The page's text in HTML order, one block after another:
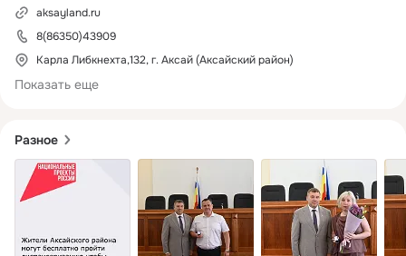
Разное
Режим работы:
пн-чт.: 08-17.15 часов,
пт: 08-16 часов,
Электронная почта:
Телефон приемной: 8(86350)43909
ПРАВИЛА ГРУППЫ:
Комментарий подлежит удалению, если:
-является поводом для разжигания дискриминации и
aksayland.ru
8(86350)43909
Карла Либкнехта,132, г. Аксай (Аксайский район)
Показать еще